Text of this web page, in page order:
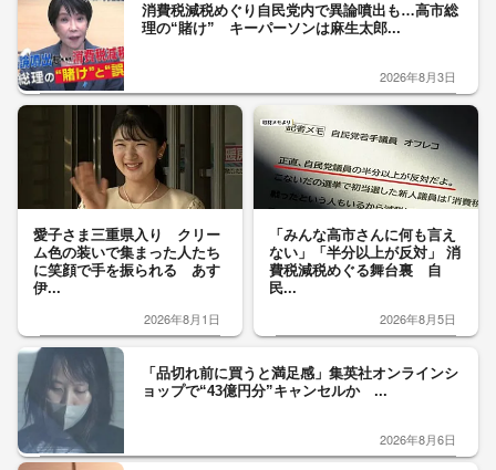
消費税減税めぐり自民党内で異論噴出も…高市総
理の“賭け” キーパーソンは麻生太郎...
2026年8月3日
愛子さま三重県入り クリー
ム色の装いで集まった人たち
に笑顔で手を振られる あす
伊...
2026年8月1日
「みんな高市さんに何も言え
ない」「半分以上が反対」 消
費税減税めぐる舞台裏 自
民...
2026年8月5日
「品切れ前に買うと満足感」集英社オンラインシ
ョップで“43億円分”キャンセルか ...
2026年8月6日